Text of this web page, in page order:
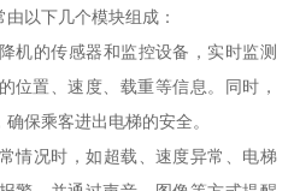
以下几个模块组成：
机的传感器和监控设备，实时监测
位置、速度、载重等信息。同时，
保乘客进出电梯的安全。
情况时，如超载、速度异常、电梯